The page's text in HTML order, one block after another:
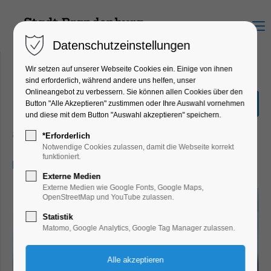
Menu
Große Seenrundfahrt (mit
Kanincheninsel)
Schiffrundfahrt
Datenschutzeinstellungen
Wir setzen auf unserer Webseite Cookies ein. Einige von ihnen
sind erforderlich, während andere uns helfen, unser
Onlineangebot zu verbessern. Sie können allen Cookies über den
Button "Alle Akzeptieren" zustimmen oder Ihre Auswahl vornehmen
und diese mit dem Button "Auswahl akzeptieren" speichern.
*Erforderlich
Notwendige Cookies zulassen, damit die Webseite korrekt
funktioniert.
Externe Medien
Externe Medien wie Google Fonts, Google Maps,
OpenStreetMap und YouTube zulassen.
Statistik
Matomo, Google Analytics, Google Tag Manager zulassen.